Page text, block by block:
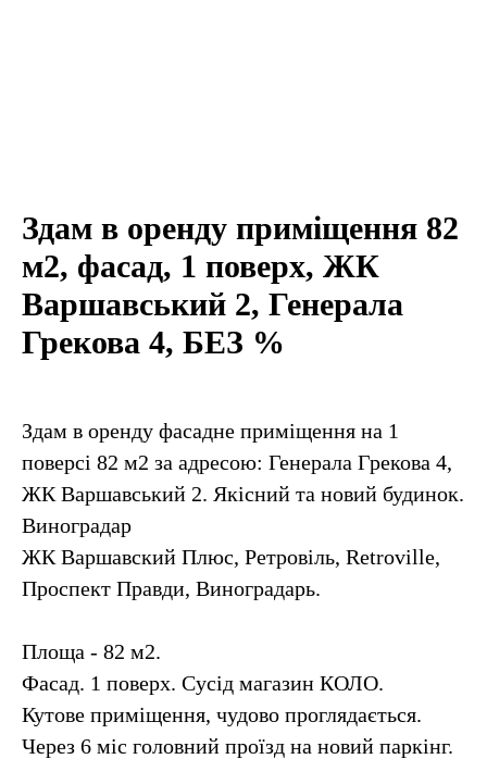
Здам в оренду приміщення 82
м2, фасад, 1 поверх, ЖК
Варшавський 2, Генерала
Грекова 4, БЕЗ %
Здам в оренду фасадне приміщення на 1
поверсі 82 м2 за адресою: Генерала Грекова 4,
ЖК Варшавський 2. Якісний та новий будинок.
Виноградар
ЖК Варшавский Плюс, Ретровіль, Retroville,
Проспект Правди, Виноградарь.
Площа - 82 м2.
Фасад. 1 поверх. Сусід магазин КОЛО.
Кутове приміщення, чудово проглядається.
Через 6 міс головний проїзд на новий паркінг.